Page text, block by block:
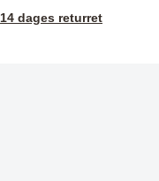
14 dages returret